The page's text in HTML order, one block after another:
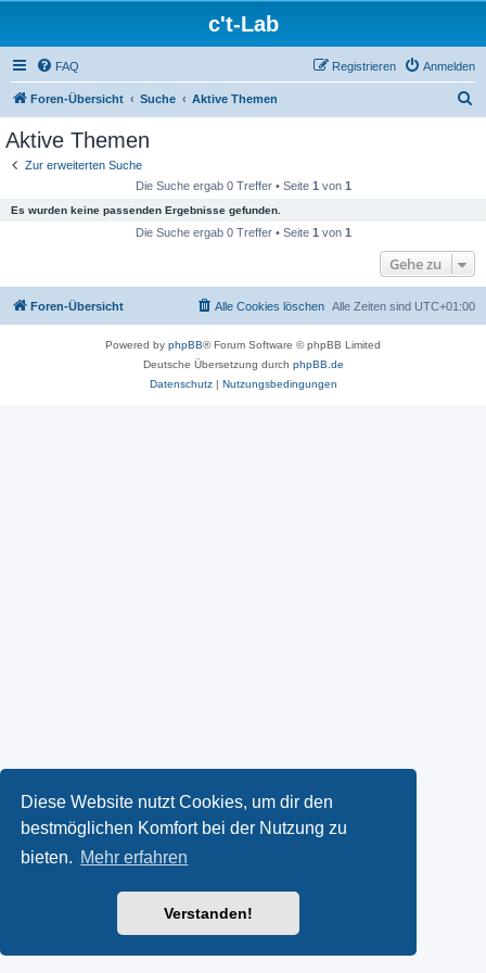
Diese Website nutzt Cookies, um dir den
bestmöglichen Komfort bei der Nutzung zu
bieten. Mehr erfahren
Verstanden!
c't-Lab
FAQ Anmelden
Registrieren
Foren-Übersicht Suche Aktive Themen
Aktive Themen
Zur erweiterten Suche
Die Suche ergab 0 Treffer • Seite 1 von 1
Es wurden keine passenden Ergebnisse gefunden.
Die Suche ergab 0 Treffer • Seite 1 von 1
Gehe zu
Foren-Übersicht Alle Zeiten sind UTC+01:00
Alle Cookies löschen
Powered by phpBB® Forum Software © phpBB Limited
Deutsche Übersetzung durch phpBB.de
Datenschutz| Nutzungsbedingungen